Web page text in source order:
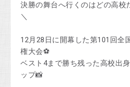
決勝の舞台へ行くのはどの高校
＼
12月28日に開幕した第101回全
権大会⚽
ベスト4まで勝ち残った高校出
ップ📸